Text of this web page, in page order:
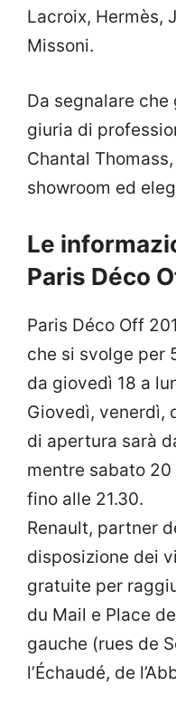
Lacroix, Hermès,
Missoni.
Da segnalare che
giuria di
Chantal
showroom ed
Le
Paris Déco
Paris Déco Off
che si svolge per
da giovedì 18 a
Giovedì, venerdì,
di apertura sarà
mentre sabato
fino alle 21.30.
Renault, partner
disposizione dei
gratuite per
du Mail e Place
gauche (rues de
l’Échaudé, de